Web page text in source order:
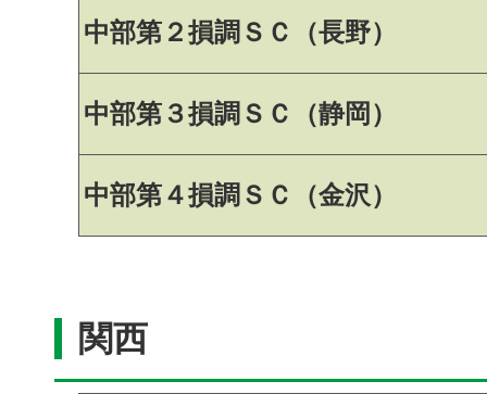
中部第２損調ＳＣ（長野）
中部第３損調ＳＣ（静岡）
中部第４損調ＳＣ（金沢）
関西